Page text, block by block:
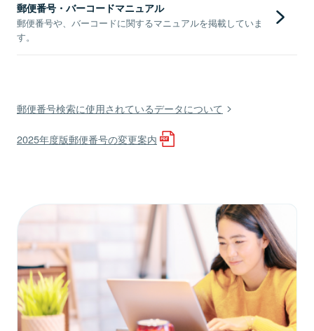
郵便番号・バーコードマニュアル
郵便番号や、バーコードに関するマニュアルを掲載していま
す。
郵便番号検索に使用されているデータについて
2025年度版郵便番号の変更案内